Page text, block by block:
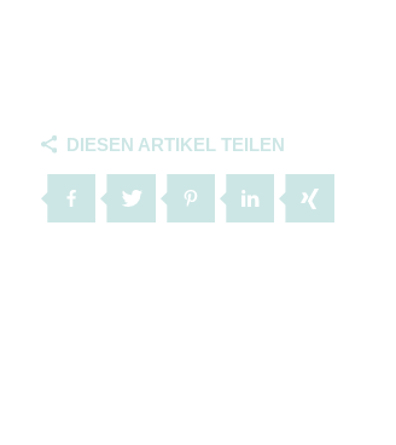
DIESEN ARTIKEL TEILEN